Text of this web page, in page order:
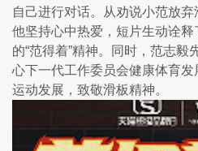
自己进行对话。从劝说小范放
他坚持心中热爱，短片生动诠
的“范得着”精神。同时，范志毅
心下一代工作委员会健康体育
运动发展，致敬滑板精神。